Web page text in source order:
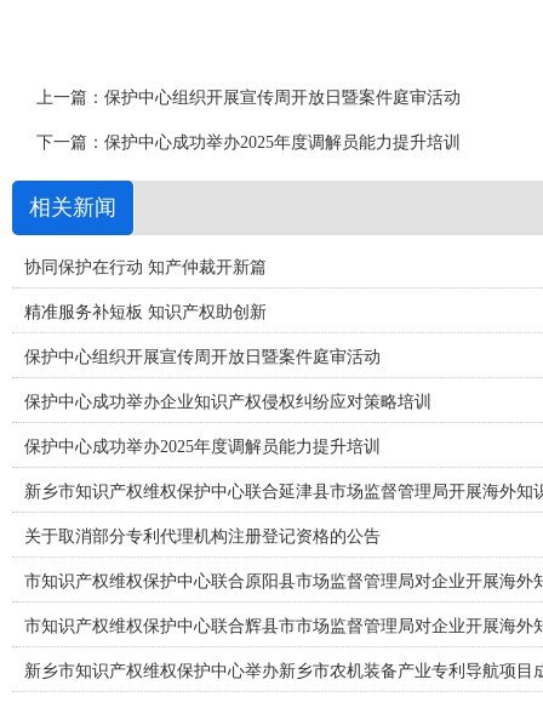
上一篇： 保护中心组织开展宣传周开放日暨案件庭审活动
下一篇： 保护中心成功举办2025年度调解员能力提升培训
相关新闻
协同保护在行动 知产仲裁开新篇
精准服务补短板 知识产权助创新
保护中心组织开展宣传周开放日暨案件庭审活动
保护中心成功举办企业知识产权侵权纠纷应对策略培训
保护中心成功举办2025年度调解员能力提升培训
新乡市知识产权维权保护中心联合延津县市场监督管理局开展海外知
关于取消部分专利代理机构注册登记资格的公告
市知识产权维权保护中心联合原阳县市场监督管理局对企业开展海外
市知识产权维权保护中心联合辉县市市场监督管理局对企业开展海外
新乡市知识产权维权保护中心举办新乡市农机装备产业专利导航项目